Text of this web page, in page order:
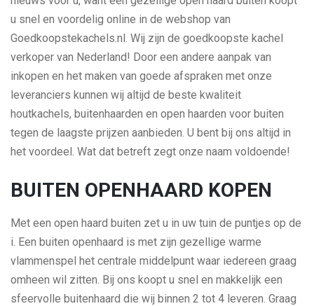
u snel en voordelig online in de webshop van
Goedkoopstekachels.nl. Wij zijn de goedkoopste kachel
verkoper van Nederland! Door een andere aanpak van
inkopen en het maken van goede afspraken met onze
leveranciers kunnen wij altijd de beste kwaliteit
houtkachels, buitenhaarden en open haarden voor buiten
tegen de laagste prijzen aanbieden. U bent bij ons altijd in
het voordeel. Wat dat betreft zegt onze naam voldoende!
BUITEN OPENHAARD KOPEN
Met een open haard buiten zet u in uw tuin de puntjes op de
i. Een buiten openhaard is met zijn gezellige warme
vlammenspel het centrale middelpunt waar iedereen graag
omheen wil zitten. Bij ons koopt u snel en makkelijk een
sfeervolle buitenhaard die wij binnen 2 tot 4 leveren. Graag